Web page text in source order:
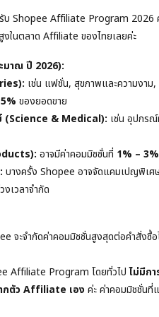
Shopee Affiliate Program 2026
ในตลาด Affiliate ของไทยเลยค่ะ
มาณ ปี 2026):
เช่น แฟชั่น, สุขภาพและความงาม,
ของยอดขาย
(Science & Medical): เช่น อุปกร
อาจมีค่าคอมมิชชั่นที่ 1% – 3%
บางครั้ง Shopee อาจจัดแคมเปญพิเศ
งเวลาจำกัด
จะจำกัดค่าคอมมิชชั่นสูงสุดต่อคำสั่ง
Affiliate Program โดยทั่วไปไม่มีก
กตัว Affiliate เอง ค่ะ ค่าคอมมิชชั่นที่